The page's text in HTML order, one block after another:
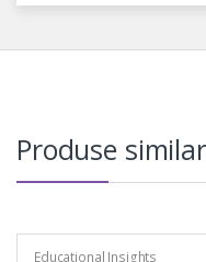
Produse
Educational Insights